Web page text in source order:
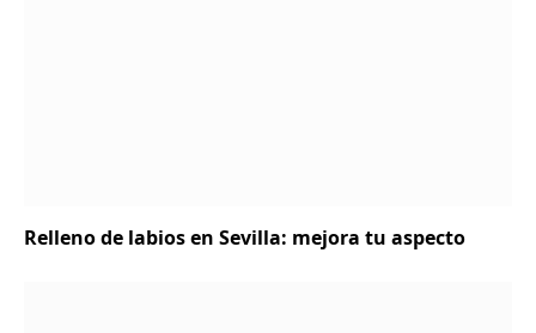
Relleno de labios en Sevilla: mejora tu aspecto